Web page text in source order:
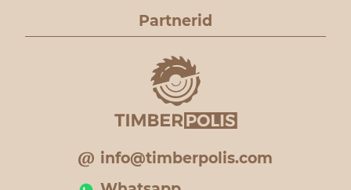
Partnerid
info@timberpolis.com